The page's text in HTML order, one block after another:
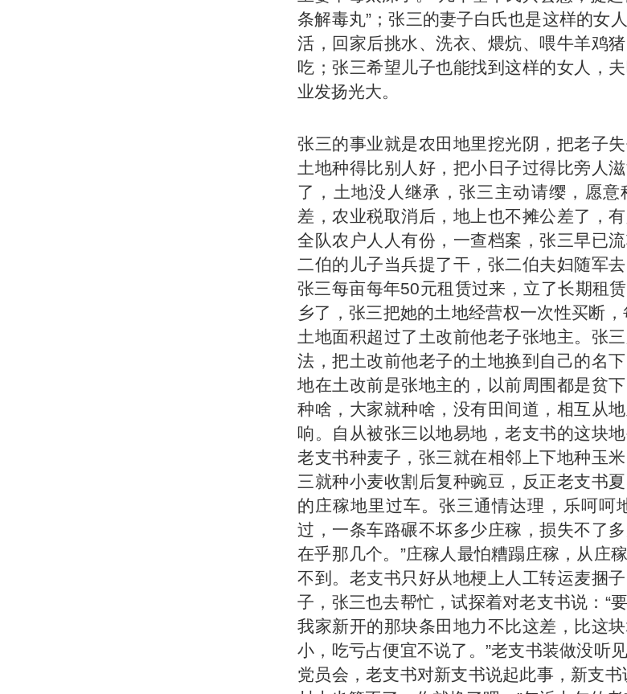
条解毒丸”；张三的妻子白氏也是这样的女
活，回家后挑水、洗衣、煨炕、喂牛羊鸡
吃；张三希望儿子也能找到这样的女人，
业发扬光大。
张三的事业就是农田地里挖光阴，把老子
土地种得比别人好，把小日子过得比旁人
了，土地没人继承，张三主动请缨，愿意
差，农业税取消后，地上也不摊公差了，
全队农户人人有份，一查档案，张三早已
二伯的儿子当兵提了干，张二伯夫妇随军
张三每亩每年50元租赁过来，立了长期租
乡了，张三把她的土地经营权一次性买断
土地面积超过了土改前他老子张地主。张
法，把土改前他老子的土地换到自己的名
地在土改前是张地主的，以前周围都是贫
种啥，大家就种啥，没有田间道，相互从
响。自从被张三以地易地，老支书的这块地
老支书种麦子，张三就在相邻上下地种玉
三就种小麦收割后复种豌豆，反正老支书
的庄稼地里过车。张三通情达理，乐呵呵
过，一条车路碾不坏多少庄稼，损失不了
在乎那几个。”庄稼人最怕糟蹋庄稼，从庄
不到。老支书只好从地梗上人工转运麦捆
子，张三也去帮忙，试探着对老支书说：“
我家新开的那块条田地力不比这差，比这
小，吃亏占便宜不说了。”老支书装做没听
党员会，老支书对新支书说起此事，新支书